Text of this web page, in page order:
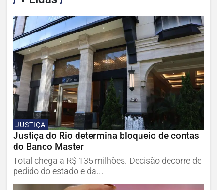
JUSTIÇA
Justiça do Rio determina bloqueio de contas
do Banco Master
Total chega a R$ 135 milhões. Decisão decorre de
pedido do estado e da...